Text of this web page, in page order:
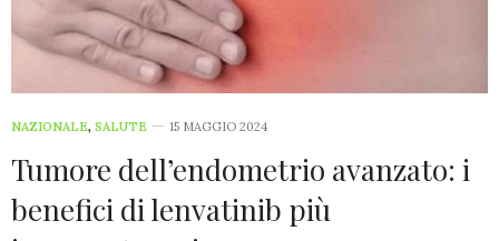
NAZIONALE, SALUTE 15 MAGGIO 2024
Tumore dell’endometrio avanzato: i
benefici di lenvatinib più